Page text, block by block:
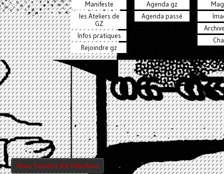
Manifeste
les Ateliers de
GZ
Infos pratiques
Rejoindre gz
Agenda gz
Agenda passé
Nous Soutenir Via HelloAsso